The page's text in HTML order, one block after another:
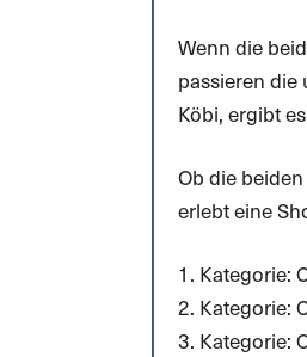
Wenn die
passieren
Köbi, ergibt
Ob die
erlebt eine
1. Kategorie:
2. Kategorie:
3. Kategorie: